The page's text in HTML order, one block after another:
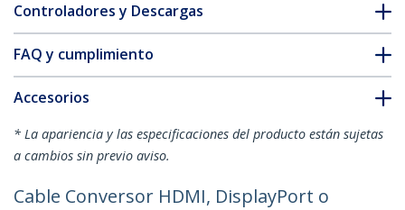
Controladores y Descargas
FAQ y cumplimiento
Accesorios
* La apariencia y las especificaciones del producto están sujetas
a cambios sin previo aviso.
Cable Conversor HDMI, DisplayPort o